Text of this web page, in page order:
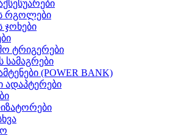
რგოლები
ჯოხები
ტრიგერები
სამაგრები
(POWER BANK)
ადაპტერები